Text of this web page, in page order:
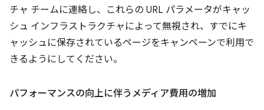
チャ チームに連絡し、これらの URL パラメータがキャッ
シュ インフラストラクチャによって無視され、すでにキ
ャッシュに保存されているページをキャンペーンで利用で
きるようにしてください。
パフォーマンスの向上に伴うメディア費用の増加